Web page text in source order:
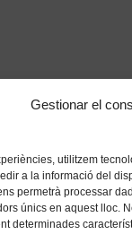
Gestionar el
utilitzem
a la informació del
permetrà processar
únics en aquest lloc.
determinades